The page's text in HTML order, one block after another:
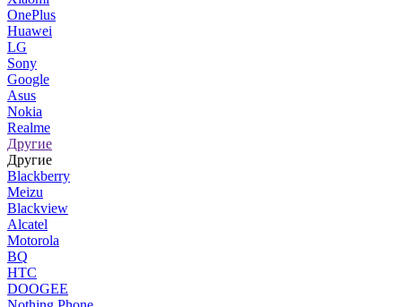
OnePlus
Huawei
LG
Sony
Google
Asus
Nokia
Realme
Другие
Другие
Blackberry
Meizu
Blackview
Alcatel
Motorola
BQ
HTC
DOOGEE